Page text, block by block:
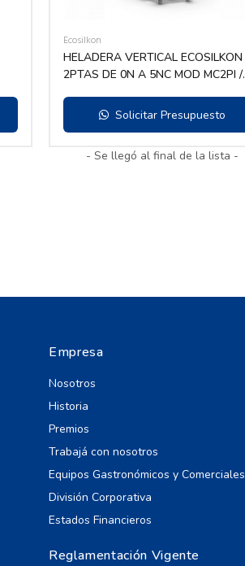
Ecosilkon
HELADERA VERTICAL ECOSILKON
2PTAS DE 0N A 5NC MOD MC2PI /
Solicitar Presupuesto
- Se llegó al final de la lista -
Empresa
Nosotros
Historia
Premios
Trabajá con nosotros
Equipos Gastronómicos y Comerciales
División Corporativa
Estados Financieros
Reglamentación Vigente